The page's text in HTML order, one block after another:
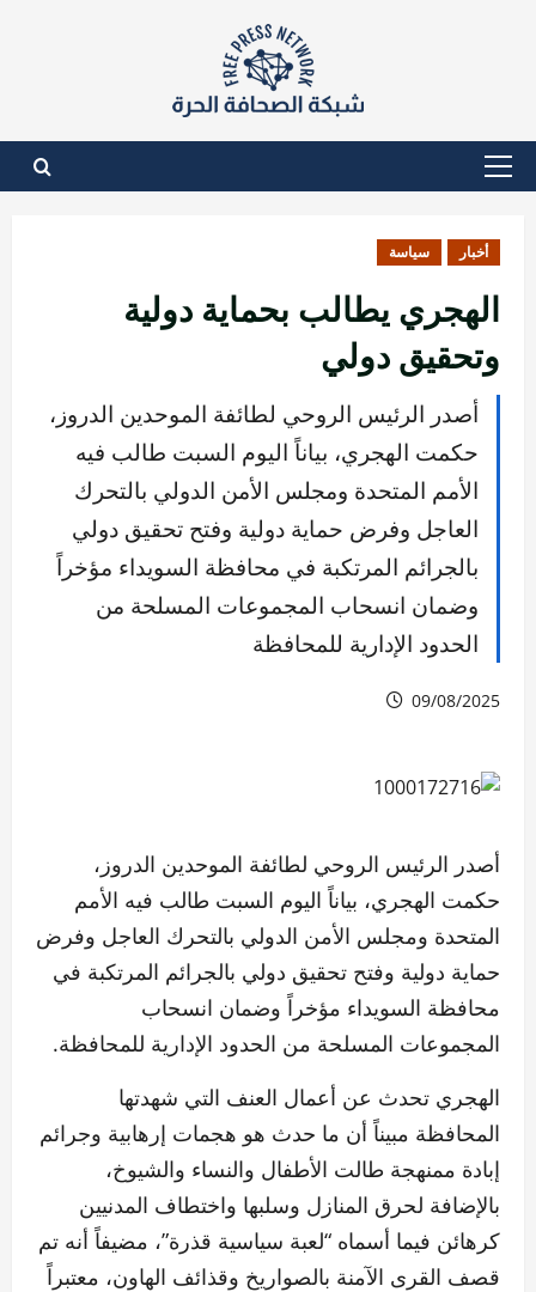
القائمة
أخبار سياسة
الهجري يطالب بحماية دولية
وتحقيق دولي
أصدر الرئيس الروحي لطائفة الموحدين الدروز،
حكمت الهجري، بياناً اليوم السبت طالب فيه
الأمم المتحدة ومجلس الأمن الدولي بالتحرك
العاجل وفرض حماية دولية وفتح تحقيق دولي
بالجرائم المرتكبة في محافظة السويداء مؤخراً
وضمان انسحاب المجموعات المسلحة من
الحدود الإدارية للمحافظة
09/08/2025
أصدر الرئيس الروحي لطائفة الموحدين الدروز،
حكمت الهجري، بياناً اليوم السبت طالب فيه الأمم
المتحدة ومجلس الأمن الدولي بالتحرك العاجل وفرض
حماية دولية وفتح تحقيق دولي بالجرائم المرتكبة في
محافظة السويداء مؤخراً وضمان انسحاب
المجموعات المسلحة من الحدود الإدارية للمحافظة.
الهجري تحدث عن أعمال العنف التي شهدتها
المحافظة مبيناً أن ما حدث هو هجمات إرهابية وجرائم
إبادة ممنهجة طالت الأطفال والنساء والشيوخ،
بالإضافة لحرق المنازل وسلبها واختطاف المدنيين
كرهائن فيما أسماه “لعبة سياسية قذرة”، مضيفاً أنه تم
قصف القرى الآمنة بالصواريخ وقذائف الهاون، معتبراً